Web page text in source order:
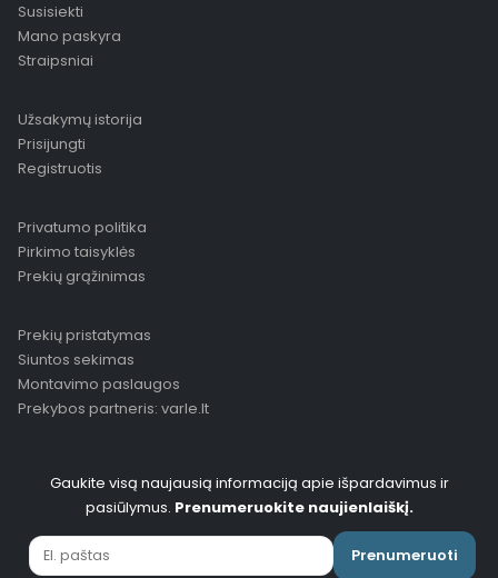
Susisiekti
Mano paskyra
Straipsniai
Užsakymų istorija
Prisijungti
Registruotis
Privatumo politika
Pirkimo taisyklės
Prekių grąžinimas
Prekių pristatymas
Siuntos sekimas
Montavimo paslaugos
Prekybos partneris: varle.lt
Gaukite visą naujausią informaciją apie išpardavimus ir
pasiūlymus. Prenumeruokite naujienlaiškį.
Prenumeruoti